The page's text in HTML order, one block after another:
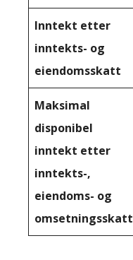
Inntekt etter
inntekts- og
eiendomsskatt
Maksimal
disponibel
inntekt etter
inntekts-,
eiendoms- og
omsetningsskatt